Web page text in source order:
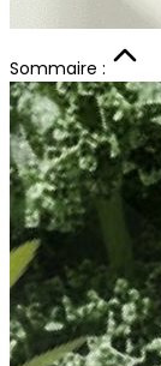
Sommaire :